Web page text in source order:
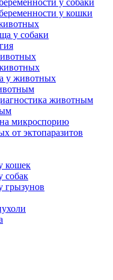
у собаки
у кошки
у собаки
у животных
животным
микроспорию
от эктопаразитов
кошек
собак
грызунов